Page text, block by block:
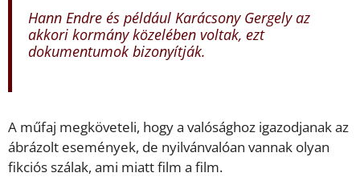
Hann Endre és például Karácsony Gergely az
akkori kormány közelében voltak, ezt
dokumentumok bizonyítják.
A műfaj megköveteli, hogy a valósághoz igazodjanak az
ábrázolt események, de nyilvánvalóan vannak olyan
fikciós szálak, ami miatt film a film.